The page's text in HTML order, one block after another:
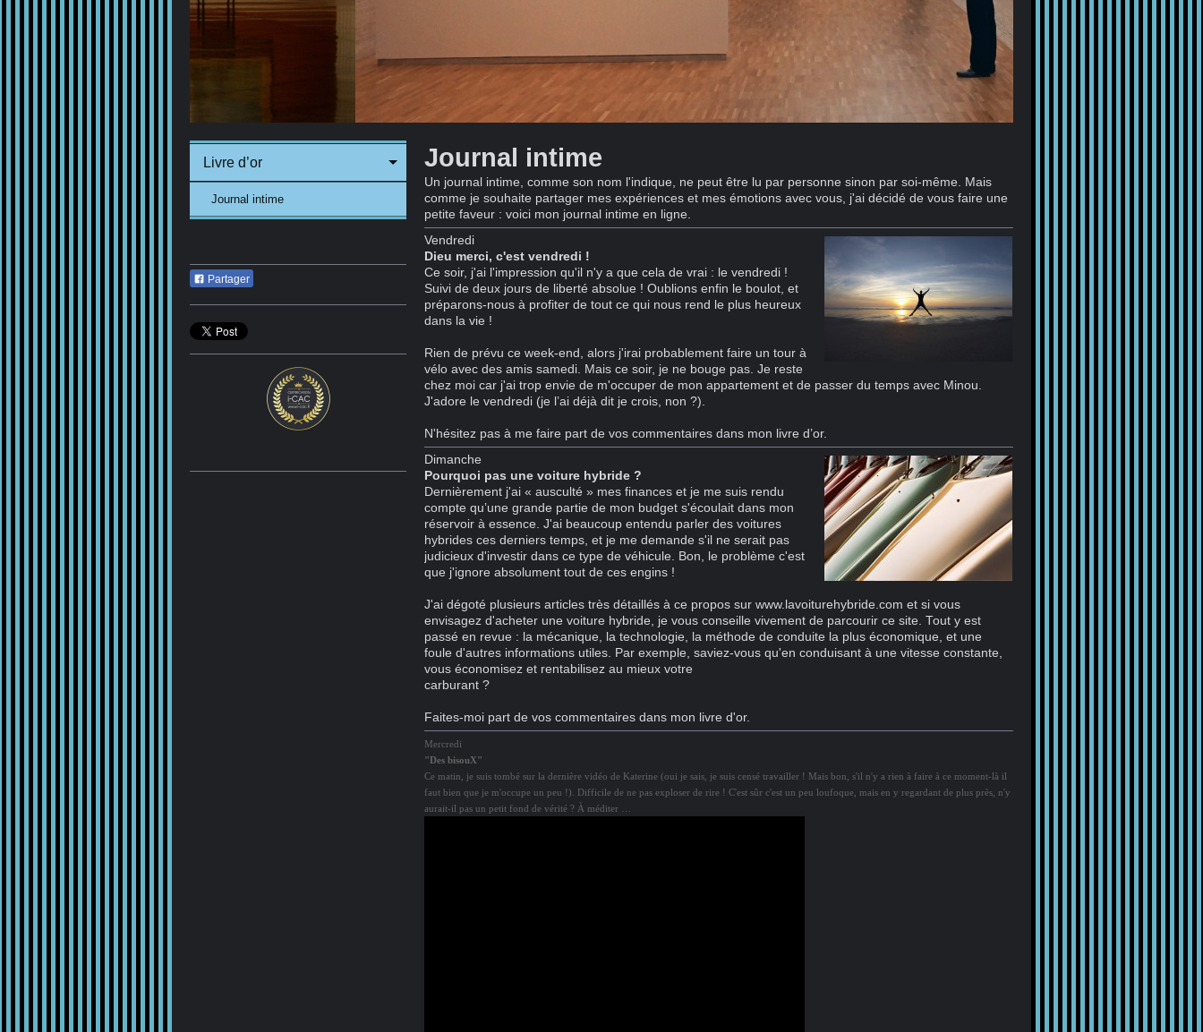
Journal intime
Un journal intime, comme son nom l'indique, ne peut être lu par personne sinon par soi-même. Mais
comme je souhaite partager mes expériences et mes émotions avec vous, j'ai décidé de vous faire une
petite faveur : voici mon journal intime en ligne.
Vendredi
Dieu merci, c'est vendredi !
Ce soir, j'ai l'impression qu'il n'y a que cela de vrai : le vendredi !
Suivi de deux jours de liberté absolue ! Oublions enfin le boulot, et
préparons-nous à profiter de tout ce qui nous rend le plus heureux
dans la vie !
Rien de prévu ce week-end, alors j'irai probablement faire un tour à
vélo avec des amis samedi. Mais ce soir, je ne bouge pas. Je reste
chez moi car j'ai trop envie de m'occuper de mon appartement et de passer du temps avec Minou.
J'adore le vendredi (je l’ai déjà dit je crois, non ?).
N'hésitez pas à me faire part de vos commentaires dans mon livre d’or.
Dimanche
Pourquoi pas une voiture hybride ?
Dernièrement j'ai « ausculté » mes finances et je me suis rendu
compte qu’une grande partie de mon budget s'écoulait dans mon
réservoir à essence. J'ai beaucoup entendu parler des voitures
hybrides ces derniers temps, et je me demande s'il ne serait pas
judicieux d'investir dans ce type de véhicule. Bon, le problème c'est
que j'ignore absolument tout de ces engins !
J'ai dégoté plusieurs articles très détaillés à ce propos sur www.lavoiturehybride.com et si vous
envisagez d'acheter une voiture hybride, je vous conseille vivement de parcourir ce site. Tout y est
passé en revue : la mécanique, la technologie, la méthode de conduite la plus économique, et une
foule d'autres informations utiles. Par exemple, saviez-vous qu'en conduisant à une vitesse constante,
vous économisez et rentabilisez au mieux votre
carburant ?
Faites-moi part de vos commentaires dans mon livre d'or.
Mercredi
"Des bisouX"
Ce matin, je suis tombé sur la dernière vidéo de Katerine (oui je sais, je suis censé travailler ! Mais bon, s'il n'y a rien à faire à ce moment-là il
faut bien que je m'occupe un peu !). Difficile de ne pas exploser de rire ! C'est sûr c'est un peu loufoque, mais en y regardant de plus près, n'y
aurait-il pas un petit fond de vérité ? À méditer …
Livre d’or
Journal intime
Partager